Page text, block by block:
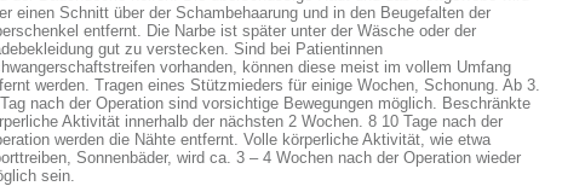
einen Schnitt über der Schambehaarung und in den Beugefalten der
entfernt. Die Narbe ist später unter der Wäsche oder der
gut zu verstecken. Sind bei Patientinnen
vorhanden, können diese meist im vollem Umfang
werden. Tragen eines Stützmieders für einige Wochen, Schonung. Ab 3.
nach der Operation sind vorsichtige Bewegungen möglich. Beschränkte
Aktivität innerhalb der nächsten 2 Wochen. 8 10 Tage nach der
werden die Nähte entfernt. Volle körperliche Aktivität, wie etwa
Sonnenbäder, wird ca. 3 – 4 Wochen nach der Operation wieder
sein.